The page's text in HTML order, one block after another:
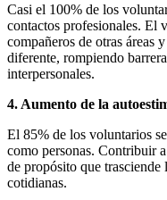
Casi el 100% de los
contactos profesionales. El
compañeros de otras áreas
diferente, rompiendo
interpersonales.
4. Aumento de la
El 85% de los voluntarios
como personas. Contribuir
de propósito que trasciende
cotidianas.